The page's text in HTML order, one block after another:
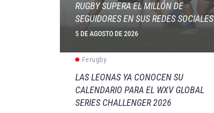
RUGBY SUPERA EL MILLÓN DE
SEGUIDORES EN SUS REDES SOCIALES
5 DE AGOSTO DE 2026
Ferugby
LAS LEONAS YA CONOCEN SU
CALENDARIO PARA EL WXV GLOBAL
SERIES CHALLENGER 2026